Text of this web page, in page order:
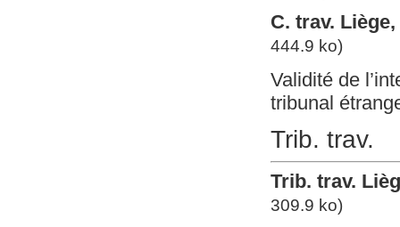
C. trav.
444.9 ko)
Validité de
tribunal
Trib. trav.
Trib. trav.
309.9 ko)